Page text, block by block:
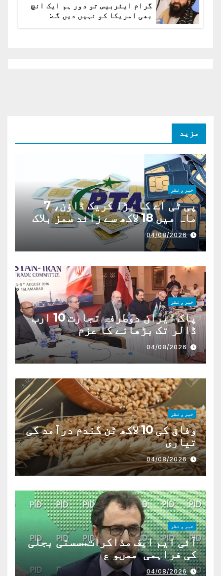
گرام ایئربیس تو دور ہم ایک انچ
بھی امریکا کو نہیں دیں گے:
مزید
خبر و نظر
پی ٹی اے کا بڑا کریک ڈاؤن، 7
ماہ میں 18 لاکھ سے زائد سمز بلاک
04/08/2026
خبر و نظر
پاک ایران دوطرفہ تجارت 10 ارب
ڈالر تک بڑھانے کا عزم
04/08/2026
خبر و نظر
وفاق کی 10 لاکھ ٹن گندم درآمد کی
تیاری
04/08/2026
خبر و نظر
آئی ایم ایف مذاکرات..سستی بجلی
کی فراہمی ممںو ع
04/08/2026